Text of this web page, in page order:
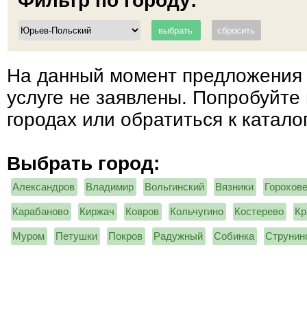
На данный момент предложения
услуге не заявлены. Попробуйте
городах или обратиться к
Выбрать город:
Александров Владимир Вольгинский Вязники
Карабаново Киржач Ковров Кольчугино Костерево
Муром Петушки Покров Радужный Собинка